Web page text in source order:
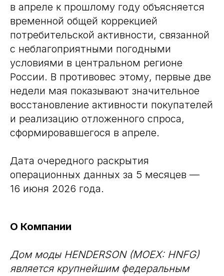
в апреле к прошлому году объясняется
временной общей коррекцией
потребительской активности, связанной
с неблагоприятными погодными
условиями в центральном регионе
России. В противовес этому, первые две
недели мая показывают значительное
восстановление активности покупателей
и реализацию отложенного спроса,
сформировавшегося в апреле.
Дата очередного раскрытия
операционных данных за 5 месяцев —
16 июня 2026 года.
О Компании
Дом моды HENDERSON (MOEX: HNFG)
является крупнейшим федеральным